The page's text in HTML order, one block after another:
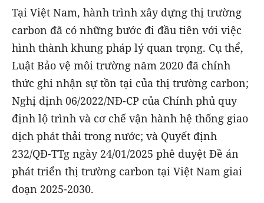
Tại Việt Nam, hành trình xây dựng thị trường
carbon đã có những bước đi đầu tiên với việc
hình thành khung pháp lý quan trọng. Cụ thể,
Luật Bảo vệ môi trường năm 2020 đã chính
thức ghi nhận sự tồn tại của thị trường carbon;
Nghị định 06/2022/NĐ-CP của Chính phủ quy
định lộ trình và cơ chế vận hành hệ thống giao
dịch phát thải trong nước; và Quyết định
232/QĐ-TTg ngày 24/01/2025 phê duyệt Đề án
phát triển thị trường carbon tại Việt Nam giai
đoạn 2025-2030.